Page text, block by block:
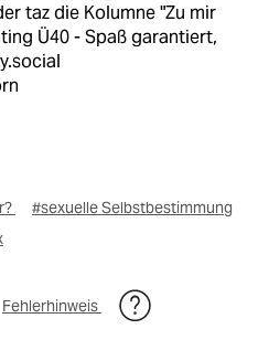
taz die Kolumne "Zu mir
Ü40 - Spaß garantiert,
#sexuelle Selbstbestimmung
Fehlerhinweis